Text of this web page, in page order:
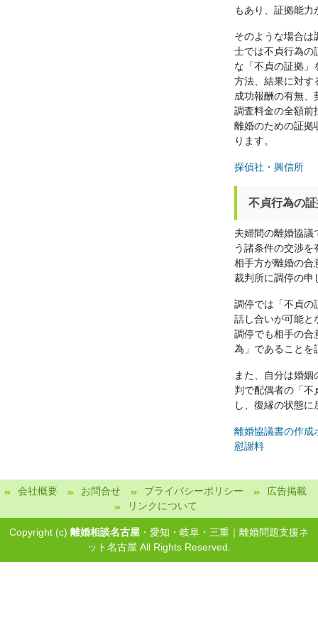
もあり、証拠能
そのような場合は
士では不貞行為の
な「不貞の証拠」
方法、結果に対す
成功報酬の有無、
調査料金の全額前
離婚のための証拠
ります。
探偵社・興信所
不貞行為の
夫婦間の離婚協議
う諸条件の交渉
相手方が離婚の合
裁判所に調停の申
調停では「不貞の
話し合いが可能と
調停でも相手の合
為」であることを
また、自分は婚
判で配偶者の「不
し、復縁の状態
離婚協議書の作成
慰謝料
会社概要 お問合せ プライバシーポリシー
広告掲載
リンクについて
Copyright (c) 離婚相談名古屋 ・愛知・岐阜・三重｜離婚問題支援ネ
ット名古屋 All Rights Reserved.